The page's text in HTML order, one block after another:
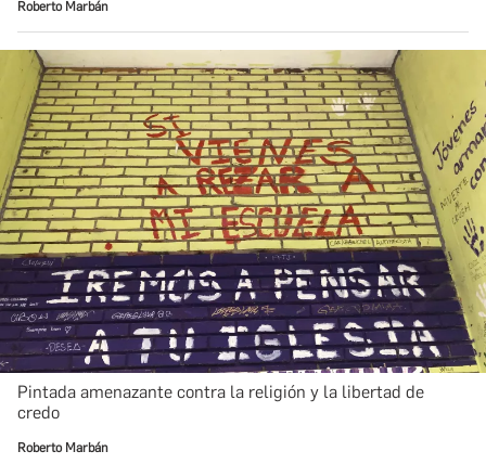
Roberto Marbán
Pintada amenazante contra la religión y la libertad de
credo
Roberto Marbán